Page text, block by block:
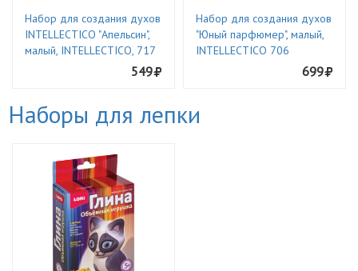
Набор для создания духов
INTELLECTICO "Апельсин",
малый, INTELLECTICO, 717
549
Набор для создания духов
"Юный парфюмер", малый,
INTELLECTICO 706
699
Наборы для лепки